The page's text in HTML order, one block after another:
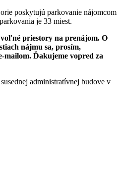
poskytujú parkovanie nájomcom
je 33 miest.
voľné priestory na prenájom. O
nájmu sa, prosím,
mailom. Ďakujeme vopred za
administratívnej budove v